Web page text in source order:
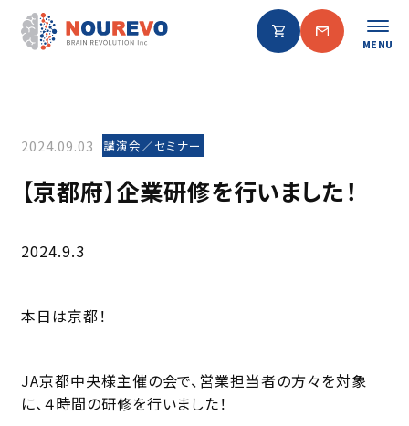
MENU
2024.09.03 講演会／セミナー
【京都府】企業研修を行いました！
2024.9.3
本日は京都！
JA京都中央様主催の会で、営業担当者の方々を対象
に、４時間の研修を行いました！